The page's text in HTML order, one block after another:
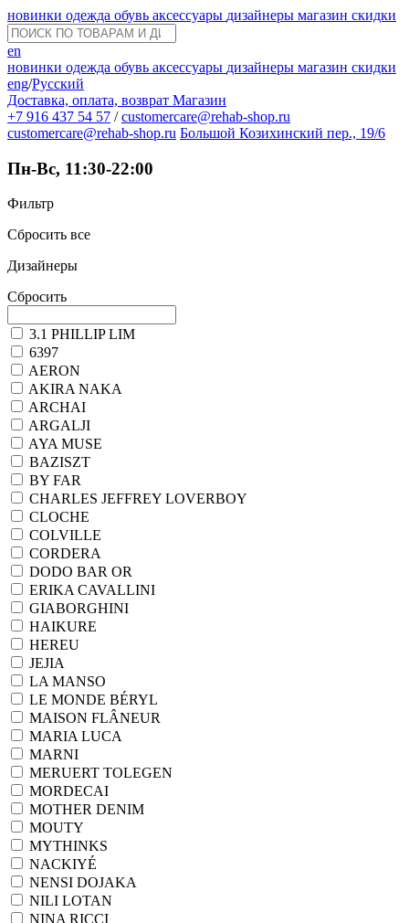
новинки одежда обувь аксессуары дизайнеры магазин скидки
en
новинки одежда обувь аксессуары дизайнеры магазин скидки
eng/Русский
Доставка, оплата, возврат Магазин
+7 916 437 54 57 / customercare@rehab-shop.ru
customercare@rehab-shop.ru Большой Козихинский пер., 19/6
Пн-Вс, 11:30-22:00
Фильтр
Сбросить все
Дизайнеры
Сбросить
3.1 PHILLIP LIM
6397
AERON
AKIRA NAKA
ARCHAI
ARGALJI
AYA MUSE
BAZISZT
BY FAR
CHARLES JEFFREY LOVERBOY
CLOCHE
COLVILLE
CORDERA
DODO BAR OR
ERIKA CAVALLINI
GIABORGHINI
HAIKURE
HEREU
JEJIA
LA MANSO
LE MONDE BÉRYL
MAISON FLÂNEUR
MARIA LUCA
MARNI
MERUERT TOLEGEN
MORDECAI
MOTHER DENIM
MOUTY
MYTHINKS
NACKIYÉ
NENSI DOJAKA
NILI LOTAN
NINA RICCI